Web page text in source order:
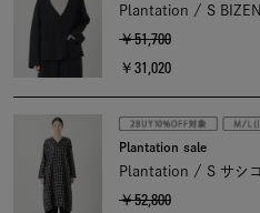
Plantation / S
￥51,700
￥31,020
Plantation sale
Plantation / S サシ
￥52,800